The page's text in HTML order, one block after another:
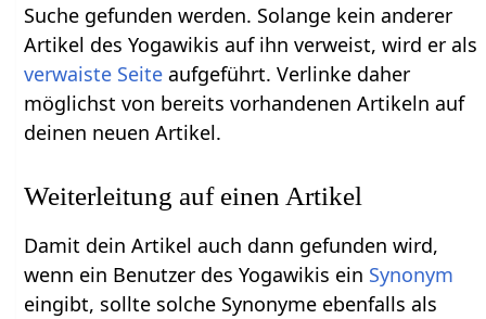
Suche gefunden werden. Solange kein anderer
Artikel des Yogawikis auf ihn verweist, wird er als
verwaiste Seite aufgeführt. Verlinke daher
möglichst von bereits vorhandenen Artikeln auf
deinen neuen Artikel.
Weiterleitung auf einen Artikel
Damit dein Artikel auch dann gefunden wird,
wenn ein Benutzer des Yogawikis ein Synonym
eingibt, sollte solche Synonyme ebenfalls als